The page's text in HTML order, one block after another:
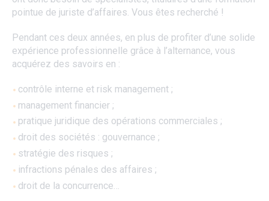
pointue de juriste d’affaires. Vous êtes recherché !
Pendant ces deux années, en plus de profiter d’une solide
expérience professionnelle grâce à l’alternance, vous
acquérez des savoirs en :
contrôle interne et risk management ;
management financier ;
pratique juridique des opérations commerciales ;
droit des sociétés : gouvernance ;
stratégie des risques ;
infractions pénales des affaires ;
droit de la concurrence…